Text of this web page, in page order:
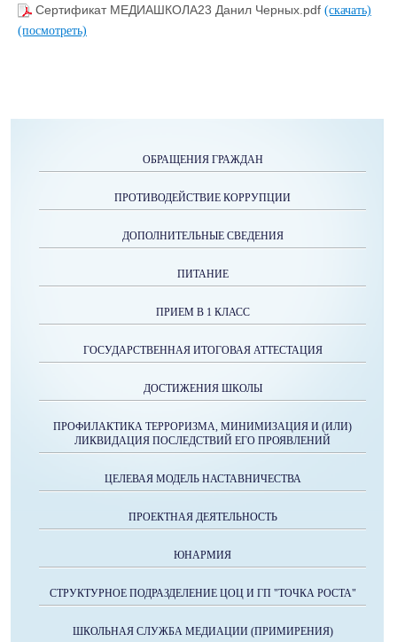
Сертификат МЕДИАШКОЛА23 Данил Черных.pdf (скачать)
(посмотреть)
ОБРАЩЕНИЯ ГРАЖДАН
ПРОТИВОДЕЙСТВИЕ КОРРУПЦИИ
ДОПОЛНИТЕЛЬНЫЕ СВЕДЕНИЯ
ПИТАНИЕ
ПРИЕМ В 1 КЛАСС
ГОСУДАРСТВЕННАЯ ИТОГОВАЯ АТТЕСТАЦИЯ
ДОСТИЖЕНИЯ ШКОЛЫ
ПРОФИЛАКТИКА ТЕРРОРИЗМА, МИНИМИЗАЦИЯ И (ИЛИ)
ЛИКВИДАЦИЯ ПОСЛЕДСТВИЙ ЕГО ПРОЯВЛЕНИЙ
ЦЕЛЕВАЯ МОДЕЛЬ НАСТАВНИЧЕСТВА
ПРОЕКТНАЯ ДЕЯТЕЛЬНОСТЬ
ЮНАРМИЯ
СТРУКТУРНОЕ ПОДРАЗДЕЛЕНИЕ ЦОЦ И ГП "ТОЧКА РОСТА"
ШКОЛЬНАЯ СЛУЖБА МЕДИАЦИИ (ПРИМИРЕНИЯ)